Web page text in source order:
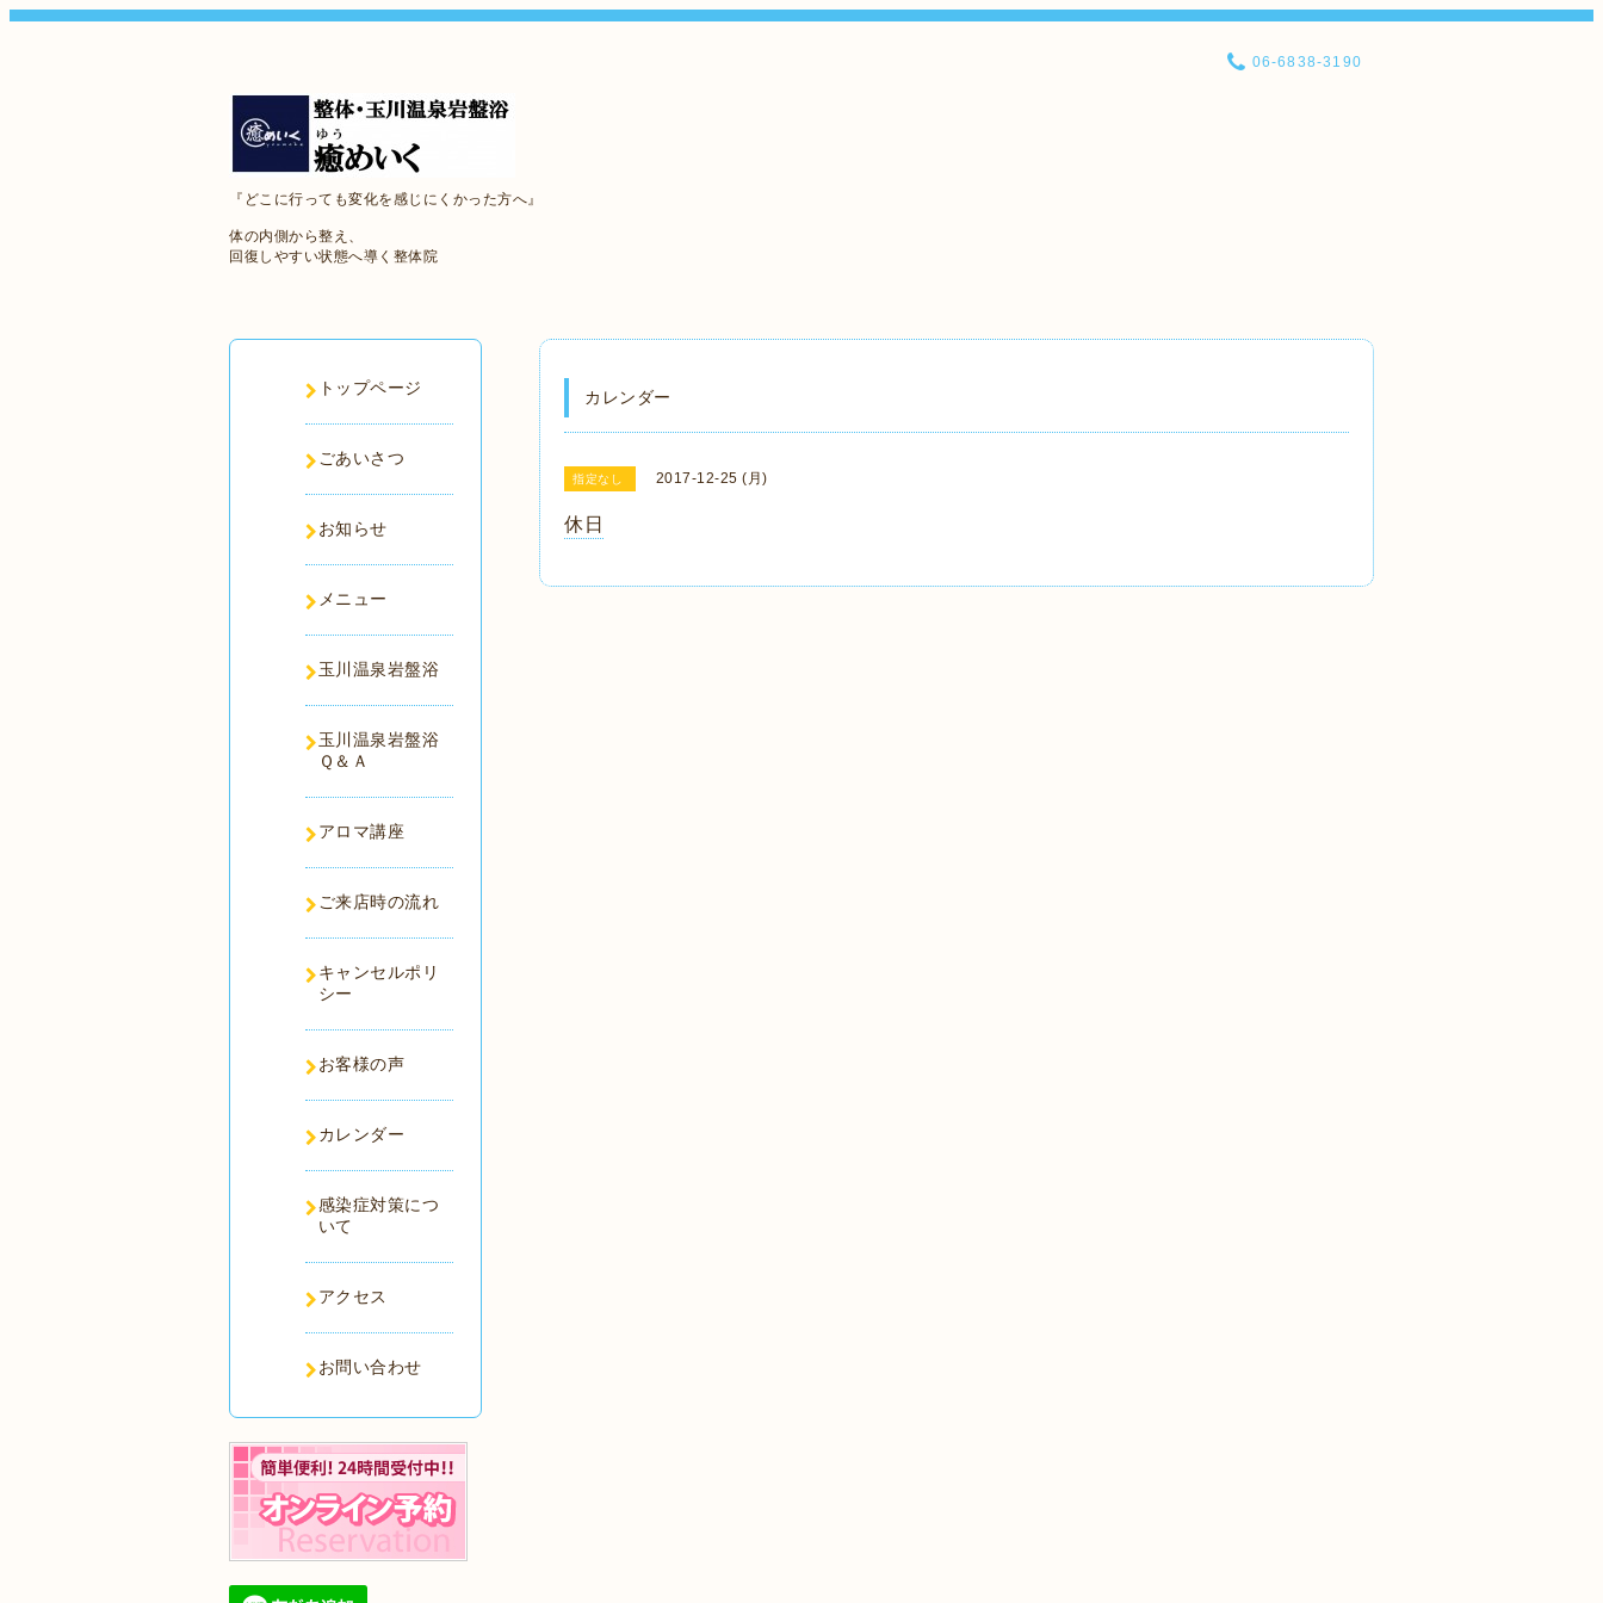
『どこに行っても変化を感じにくかった方へ』
体の内側から整え、
回復しやすい状態へ導く整体院
06-6838-3190
カレンダー
指定なし 2017-12-25 (月)
休日
トップページ
ごあいさつ
お知らせ
メニュー
玉川温泉岩盤浴
玉川温泉岩盤浴
Ｑ＆Ａ
アロマ講座
ご来店時の流れ
キャンセルポリ
シー
お客様の声
カレンダー
感染症対策につ
いて
アクセス
お問い合わせ